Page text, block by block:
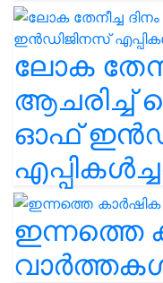
ലോക
ആചരിച്ച്
ഓഫ്
ഇന്നത്തെ